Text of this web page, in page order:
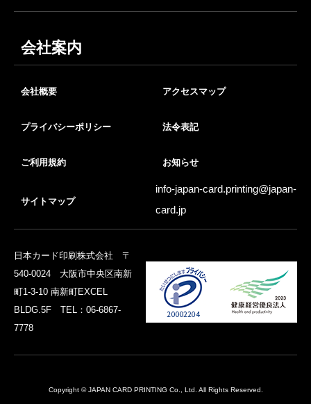
会社案内
会社概要 アクセスマップ
プライバシーポリシー 法令表記
ご利用規約 お知らせ
サイトマップ
info-japan-card.printing@japan-
card.jp
日本カード印刷株式会社 〒
540-0024 大阪市中央区南新
町1-3-10 南新町EXCEL
BLDG.5F TEL：06-6867-
7778
Copyright © JAPAN CARD PRINTING Co., Ltd. All Rights Reserved.